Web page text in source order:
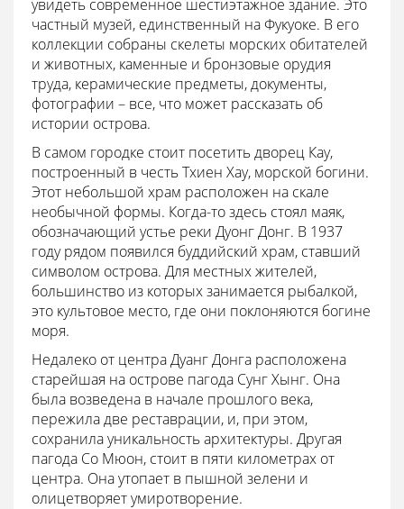
увидеть современное шестиэтажное здание. Это
частный музей, единственный на Фукуоке. В его
коллекции собраны скелеты морских обитателей
и животных, каменные и бронзовые орудия
труда, керамические предметы, документы,
фотографии – все, что может рассказать об
истории острова.
В самом городке стоит посетить дворец Кау,
построенный в честь Тхиен Хау, морской богини.
Этот небольшой храм расположен на скале
необычной формы. Когда-то здесь стоял маяк,
обозначающий устье реки Дуонг Донг. В 1937
году рядом появился буддийский храм, ставший
символом острова. Для местных жителей,
большинство из которых занимается рыбалкой,
это культовое место, где они поклоняются богине
моря.
Недалеко от центра Дуанг Донга расположена
старейшая на острове пагода Сунг Хынг. Она
была возведена в начале прошлого века,
пережила две реставрации, и, при этом,
сохранила уникальность архитектуры. Другая
пагода Со Мюон, стоит в пяти километрах от
центра. Она утопает в пышной зелени и
олицетворяет умиротворение.